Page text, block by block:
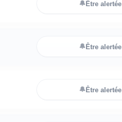
🔔Être alertée
🔔Être alertée
🔔Être alertée